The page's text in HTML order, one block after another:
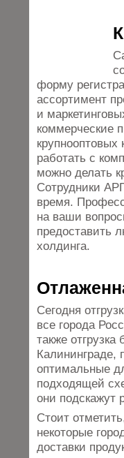
форму
ассортимент
и
коммерческие
работать с
можно делать
Сотрудники
время.
на ваши
предоставить
холдинга.
Сегодня
все города
также
Калининграде,
оптимальные
подходящей
они подскажут
Стоит
некоторые
доставки